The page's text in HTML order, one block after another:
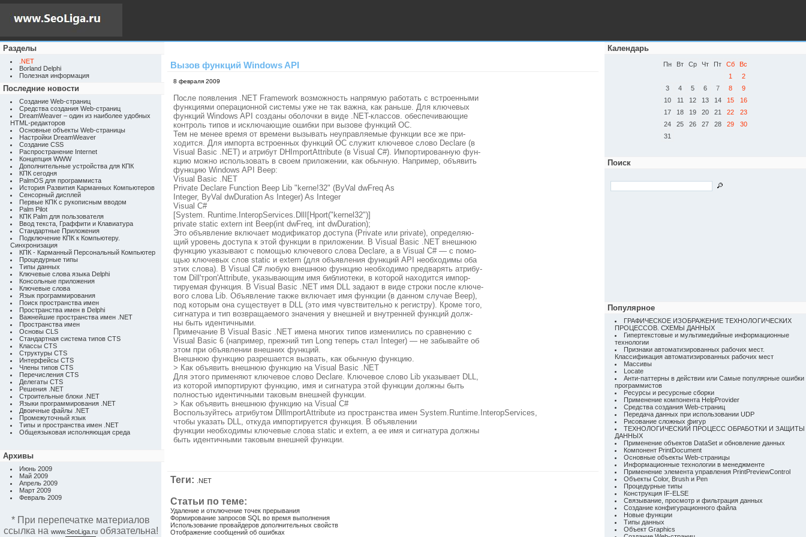
Разделы
.NET
Borland Delphi
Полезная информация
Последние новости
Создание Web-страниц
Средства создания Web-страниц
DreamWeaver – один из наиболее удобных
HTML-редакторов
Основные объекты Web-страницы
Настройки DreamWeaver
Создание CSS
Распространение Internet
Концепция WWW
Дополнительные устройства для КПК
КПК сегодня
PalmOS для программиста
История Развития Карманных Компьютеров
Сенсорный дисплей
Первые КПК с рукописным вводом
Palm Pilot
КПК Palm для пользователя
Ввод текста, Граффити и Клавиатура
Стандартные Приложения
Подключение КПК к Компьютеру.
Синхронизация
КПК - Карманный Персональный Компьютер
Процедурные типы
Типы данных
Ключевые слова языка Delphi
Консольные приложения
Ключевые слова
Язык программирования
Поиск пространства имен
Пространства имен в Delphi
Важнейшие пространства имен .NET
Пространства имен
Основы CLS
Стандартная система типов CTS
Классы CTS
Структуры CTS
Интерфейсы CTS
Члены типов CTS
Перечисления CTS
Делегаты CTS
Решения .NET
Строительные блоки .NET
Языки программирования .NET
Двоичные файлы .NET
Промежуточный язык
Типы и пространства имен .NET
Общеязыковая исполняющая среда
Архивы
Июнь 2009
Май 2009
Апрель 2009
Март 2009
Февраль 2009
* При перепечатке материалов
ссылка на www.SeoLiga.ruобязательна!
Вызов функций Windows API
8 февраля 2009
После появления .NET Framework возможность напрямую работать с встроенными
функциями операционной системы уже не так важна, как раньше. Для ключевых
функций Windows API созданы оболочки в виде .NET-классов. обеспечивающие
контроль типов и исключающие ошибки при вызове функций ОС.
Тем не менее время от времени вызывать неуправляемые функции все же при-
ходится. Для импорта встроенных функций ОС служит ключевое слово Declare (в
Visual Basic .NET) и атрибут DHImportAttribute (в Visual C#). Импортированную фун-
кцию можно использовать в своем приложении, как обычную. Например, объявить
функцию Windows API Beep:
Visual Basic .NET
Private Declare Function Beep Lib "kerne!32" (ByVal dwFreq As
Integer, ByVal dwDuration As Integer) As Integer
Visual C#
[System. Runtime.InteropServices.DllI[Hport("kernel32")]
private static extern int Beep(int dwFreq, int dwDuration);
Это объявление включает модификатор доступа (Private или private), определяю-
щий уровень доступа к этой функции в приложении. В Visual Basic .NET внешнюю
функцию указывают с помощью ключевого слова Declare, а в Visual C# — с помо-
щью ключевых слов static и extern (для объявления функций API необходимы оба
этих слова). В Visual C# любую внешнюю функцию необходимо предварять атрибу-
том Dill'троп'Attribute, указывающим имя библиотеки, в которой находится импор-
тируемая функция. В Visual Basic .NET имя DLL задают в виде строки после ключе-
вого слова Lib. Объявление также включает имя функции (в данном случае Веер),
под которым она существует в DLL (это имя чувствительно к регистру). Кроме того,
сигнатура и тип возвращаемого значения у внешней и внутренней функций долж-
ны быть идентичными.
Примечание В Visual Basic .NET имена многих типов изменились по сравнению с
Visual Basic 6 (например, прежний тип Long теперь стал Integer) — не забывайте об
этом при объявлении внешних функций.
Внешнюю функцию разрешается вызвать, как обычную функцию.
> Как объявить внешнюю функцию на Visual Basic .NET
Для этого применяют ключевое слово Declare. Ключевое слово Lib указывает DLL,
из которой импортируют функцию, имя и сигнатура этой функции должны быть
полностью идентичными таковым внешней функции.
> Как объявить внешнюю функцию на Visual C#
Воспользуйтесь атрибутом DlllmportAttribute из пространства имен System.Runtime.InteropServices,
чтобы указать DLL, откуда импортируется функция. В объявлении
функции необходимы ключевые слова static и extern, а ее имя и сигнатура должны
быть идентичными таковым внешней функции.
Теги: .NET
Статьи по теме:
Удаление и отключение точек прерывания
Формирование запросов SQL во время выполнения
Использование провайдеров дополнительных свойств
Отображение сообщений об ошибках
Календарь
Пн Вт Ср Чт Пт Сб
Вс
1
2
3
4 5 6 7 8
9
10
11 12 13 14 15
16
17
18 19 20 21 22
23
24
25 26 27 28 29
30
31
Поиск
Популярное
ГРАФИЧЕСКОЕ ИЗОБРАЖЕНИЕ ТЕХНОЛОГИЧЕСКИХ
ПРОЦЕССОВ. СХЕМЫ ДАННЫХ
Гипертекстовые и мультимедийные информационные
технологии
Признаки автоматизированных рабочих мест.
Классификация автоматизированных рабочих мест
Массивы
Locate
Анти-паттерны в действии или Самые популярные ошибки
программистов
Ресурсы и ресурсные сборки
Применение компонента HelpProvider
Средства создания Web-страниц
Передача данных при использовании UDP
Рисование сложных фигур
ТЕХНОЛОГИЧЕСКИЙ ПРОЦЕСС ОБРАБОТКИ И ЗАЩИТЫ
ДАННЫХ
Применение объектов DataSet и обновление данных
Компонент PrintDocument
Основные объекты Web-страницы
Информационные технологии в менеджменте
Применение элемента управления PrintPreviewControl
Объекты Color, Brush и Pen
Процедурные типы
Конструкция IF-ELSE
Связывание, просмотр и фильтрация данных
Создание конфигурационного файла
Новые функции
Типы данных
Объект Graphics